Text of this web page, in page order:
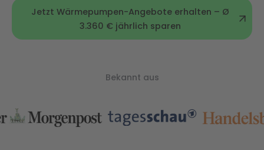
Jetzt Wärmepumpen-Angebote erhalten – Ø
3.360 € jährlich sparen
Bekannt aus